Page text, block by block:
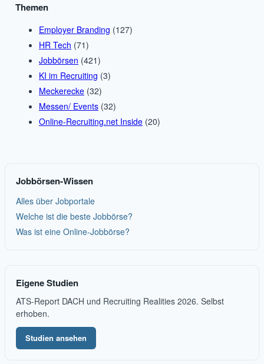
Themen
Employer Branding (127)
HR Tech (71)
Jobbörsen (421)
KI im Recruiting (3)
Meckerecke (32)
Messen/ Events (32)
Online-Recruiting.net Inside (20)
Jobbörsen-Wissen
Alles über Jobportale
Welche ist die beste Jobbörse?
Was ist eine Online-Jobbörse?
Eigene Studien
ATS-Report DACH und Recruiting Realities 2026. Selbst
erhoben.
Studien ansehen